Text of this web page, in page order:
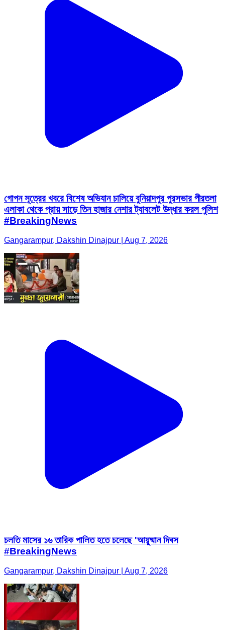
গোপন সূত্রের খবরে বিশেষ অভিযান চালিয়ে বুনিয়াদপুর পুরসভার পীরতলা
এলাকা থেকে প্রায় সাড়ে তিন হাজার নেশার ট্যাবলেট উদ্ধার করল পুলিশ
#BreakingNews
Gangarampur, Dakshin Dinajpur | Aug 7, 2026
চলতি মাসের ১৬ তারিক পালিত হতে চলেছে 'আয়ুষ্মান দিবস
#BreakingNews
Gangarampur, Dakshin Dinajpur | Aug 7, 2026